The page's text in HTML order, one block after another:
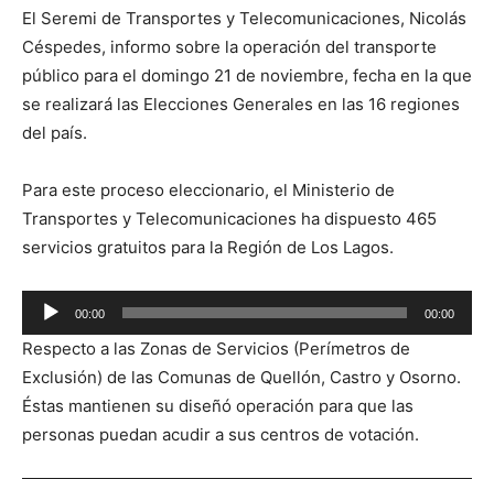
El Seremi de Transportes y Telecomunicaciones, Nicolás
Céspedes, informo sobre la operación del transporte
público para el domingo 21 de noviembre, fecha en la que
se realizará las Elecciones Generales en las 16 regiones
del país.
Para este proceso eleccionario, el Ministerio de
Transportes y Telecomunicaciones ha dispuesto 465
servicios gratuitos para la Región de Los Lagos.
Reproductor
de
audio
00:00 00:00
Respecto a las Zonas de Servicios (Perímetros de
Exclusión) de las Comunas de Quellón, Castro y Osorno.
Éstas mantienen su diseñó operación para que las
personas puedan acudir a sus centros de votación.